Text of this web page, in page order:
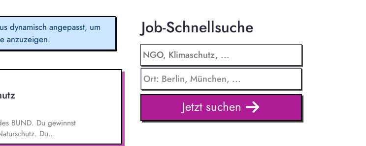
dynamisch angepasst, um
anzuzeigen.
BUND. Du gewinnst
Du
Job-Schnellsuche
Jetzt suchen